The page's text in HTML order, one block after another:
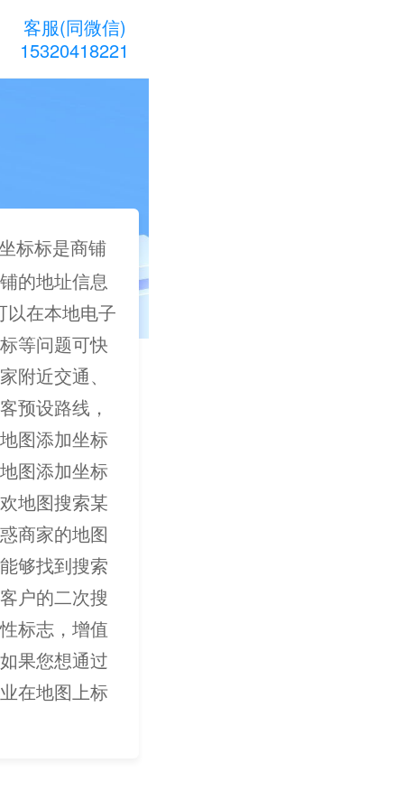
客服(同微信)
15320418221
标标是商铺
的地址信息
以在本地电子
等问题可快
近交通、
预设路线，
图添加坐标
图添加坐标
地图搜索某
商家的地图
够找到搜索
户的二次搜
标志，增值
果您想通过
在地图上标